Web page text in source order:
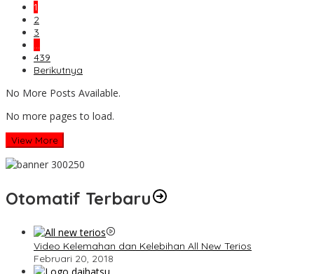
1
2
3
…
439
Berikutnya
No More Posts Available.
No more pages to load.
View More
Otomatif Terbaru
Video Kelemahan dan Kelebihan All New Terios
Februari 20, 2018